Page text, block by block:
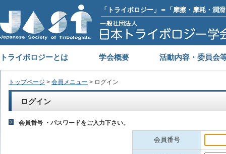
「トライボロジー」＝「摩擦・摩耗・潤
トライボロジーとは 学会概要 活動内容・委員会
トップページ > 会員メニュー > ログイン
ログイン
会員番号 ・パスワードをご入力下さい。
会員番号